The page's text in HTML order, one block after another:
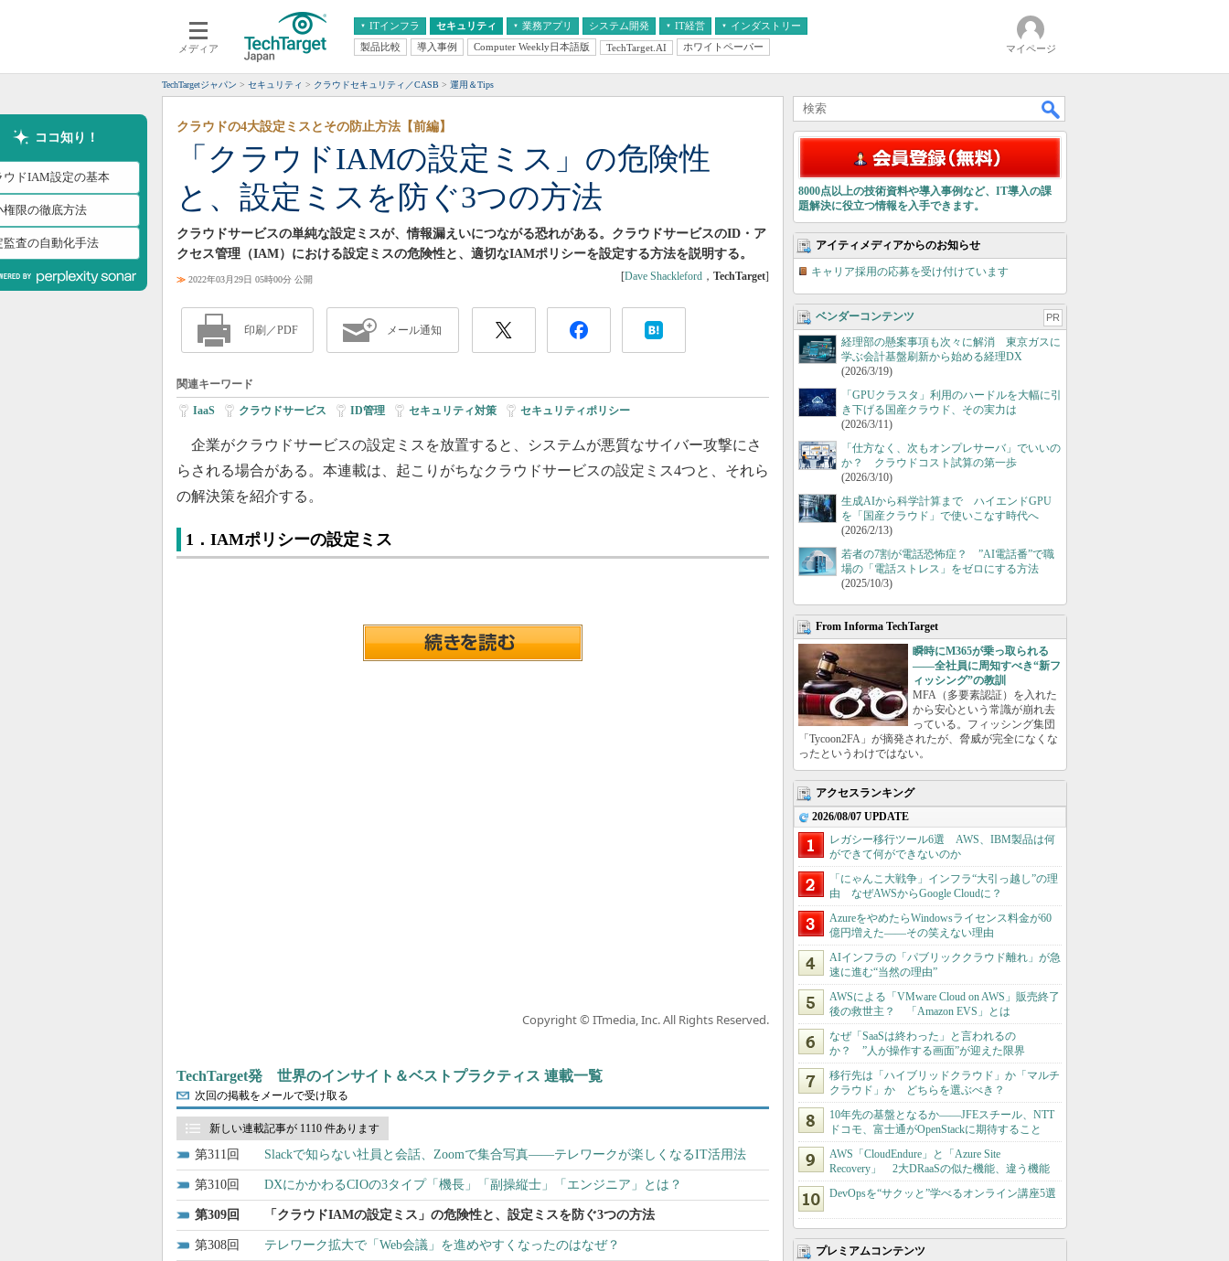
メディア
ITインフラ
クラウド
スマートモバイル
ネットワーク
システム運用管理
セキュリティ 業務アプリ
エンタープライズAI
ERP
CX
情報系システム
システム開発 IT経営
経営とIT
インダストリー
医療IT
製品比較 導入事例 Computer Weekly日本語版 TechTarget.AI ホワイトペーパー マイページ
TechTargetジャパン セキュリティ クラウドセキュリティ／CASB 運用＆Tips
ココ知り！
ウドIAM設定の基本
権限の徹底方法
監査の自動化手法
「クラウドIAMの設定ミス」の危険性
と、設定ミスを防ぐ3つの方法
クラウドの4大設定ミスとその防止方法【前編】
クラウドサービスの単純な設定ミスが、情報漏えいにつながる恐れがある。クラウドサービスのID・ア
クセス管理（IAM）における設定ミスの危険性と、適切なIAMポリシーを設定する方法を説明する。
≫ 2022年03月29日 05時00分 公開 [Dave Shackleford ， TechTarget]
印刷／PDF メール通知
関連キーワード
IaaS クラウドサービス ID管理 セキュリティ対策 セキュリティポリシー
企業がクラウドサービスの設定ミスを放置すると、システムが悪質なサイバー攻撃にさ
らされる場合がある。本連載は、起こりがちなクラウドサービスの設定ミス4つと、それら
の解決策を紹介する。
1．IAMポリシーの設定ミス
Copyright © ITmedia, Inc. All Rights Reserved.
TechTarget発 世界のインサイト＆ベストプラクティス 連載一覧
次回の掲載をメールで受け取る
新しい連載記事が 1110 件あります
311 Slackで知らない社員と会話、Zoomで集合写真――テレワークが楽しくなるIT活用法
310 DXにかかわるCIOの3タイプ「機長」「副操縦士」「エンジニア」とは？
309 「クラウドIAMの設定ミス」の危険性と、設定ミスを防ぐ3つの方法
308 テレワーク拡大で「Web会議」を進めやすくなったのはなぜ？
8000点以上の技術資料や導入事例など、IT導入の課
題解決に役立つ情報を入手できます。
アイティメディアからのお知らせ
キャリア採用の応募を受け付けています
ベンダーコンテンツ PR
経理部の懸案事項も次々に解消 東京ガスに
学ぶ会計基盤刷新から始める経理DX
(2026/3/19)
「GPUクラスタ」利用のハードルを大幅に引
き下げる国産クラウド、その実力は
(2026/3/11)
「仕方なく、次もオンプレサーバ」でいいの
か？ クラウドコスト試算の第一歩
(2026/3/10)
生成AIから科学計算まで ハイエンドGPU
を「国産クラウド」で使いこなす時代へ
(2026/2/13)
若者の7割が電話恐怖症？ ”AI電話番”で職
場の「電話ストレス」をゼロにする方法
(2025/10/3)
From Informa TechTarget
瞬時にM365が乗っ取られる
――全社員に周知すべき“新フ
ィッシング”の教訓
MFA（多要素認証）を入れた
から安心という常識が崩れ去
っている。フィッシング集団
「Tycoon2FA」が摘発されたが、脅威が完全になくな
ったというわけではない。
アクセスランキング
2026/08/07 UPDATE
レガシー移行ツール6選 AWS、IBM製品は何
ができて何ができないのか
「にゃんこ大戦争」インフラ“大引っ越し”の理
由 なぜAWSからGoogle Cloudに？
AzureをやめたらWindowsライセンス料金が60
億円増えた――その笑えない理由
AIインフラの「パブリッククラウド離れ」が急
速に進む“当然の理由”
AWSによる「VMware Cloud on AWS」販売終了
後の救世主？ 「Amazon EVS」とは
なぜ「SaaSは終わった」と言われるの
か？ ”人が操作する画面”が迎えた限界
移行先は「ハイブリッドクラウド」か「マルチ
クラウド」か どちらを選ぶべき？
10年先の基盤となるか――JFEスチール、NTT
ドコモ、富士通がOpenStackに期待すること
AWS「CloudEndure」と「Azure Site
Recovery」 2大DRaaSの似た機能、違う機能
DevOpsを“サクッと”学べるオンライン講座5選
プレミアムコンテンツ